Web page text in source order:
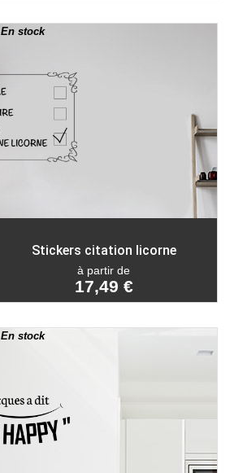
En stock
Stickers citation licorne
à partir de
17,49 €
En stock